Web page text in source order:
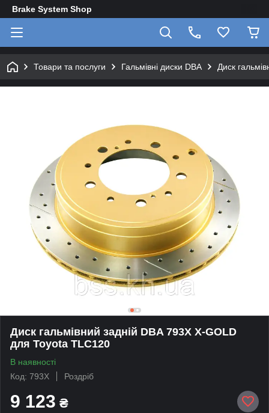
Brake System Shop
Товари та послуги Гальмівні диски DBA Диск
Диск гальмівний задній DBA 793X X-GOLD
для Toyota TLC120
В наявності
Код: 793X
Роздріб
9 123 ₴